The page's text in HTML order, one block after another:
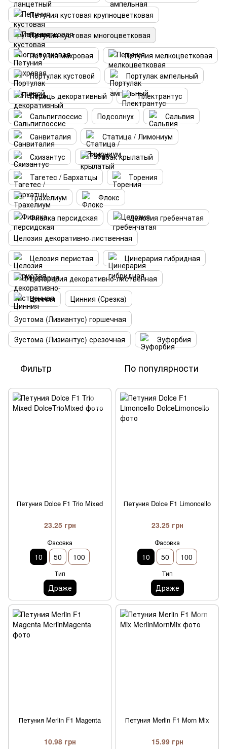
Петуния кустовая крупноцветковая
Петуния кустовая многоцветковая
Петуния махровая
Петуния мелкоцветковая
Портулак кустовой
Портулак ампельный
Перець декоративный
Плектрантус
Сальпиглоссис
Подсолнух
Сальвия
Санвиталия
Статица / Лимониум
Схизантус
Табак крылатый
Тагетес / Бархатцы
Торения
Трахелиум
Флокс
Фиалка персидская
Целозия гребенчатая
Целозия декоративно-лиственная
Целозия перистая
Цинерария гибридная
Цинерария декоративно-лиственная
Цинния
Цинния (Срезка)
Эустома (Лизиантус) горшечная
Эустома (Лизиантус) срезочная
Эуфорбия
Фильтр По популярности
Петуния Dolce F1 Trio Mixed
23.25 грн
Фасовка
10 50 100
Тип
Драже
Петуния Dolce F1 Limoncello
23.25 грн
Фасовка
10 50 100
Тип
Драже
Петуния Merlin F1 Magenta
10.98 грн
Петуния Merlin F1 Morn Mix
15.99 грн